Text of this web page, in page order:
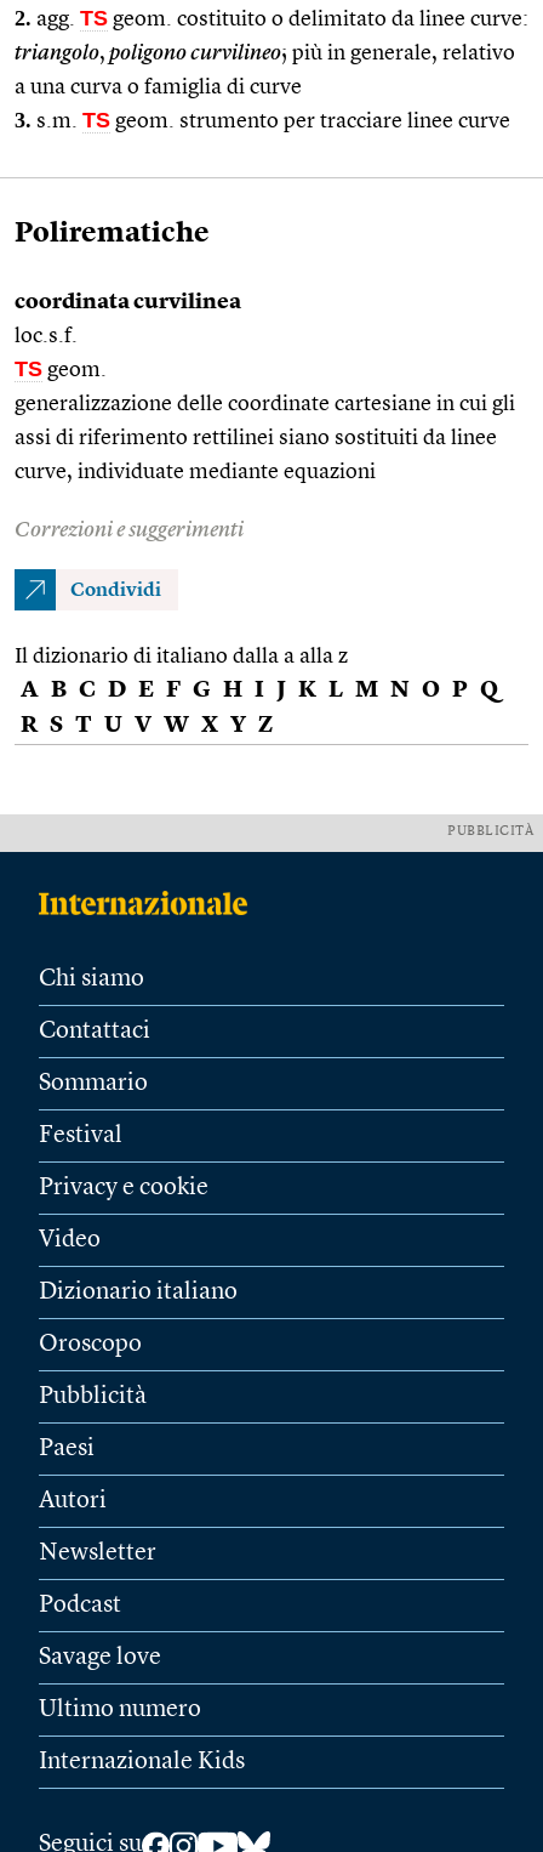
2. agg. TS geom. costituito o delimitato da linee curve:
triangolo, poligono curvilineo; più in generale, relativo
a una curva o famiglia di curve
3. s.m. TS geom. strumento per tracciare linee curve
Polirematiche
coordinata curvilinea
loc.s.f.
TS geom.
generalizzazione delle coordinate cartesiane in cui gli
assi di riferimento rettilinei siano sostituiti da linee
curve, individuate mediante equazioni
Correzioni e suggerimenti
Condividi
Il dizionario di italiano dalla a alla z
A B C D E F G H I J K L M N O P Q
R S T U V W X Y Z
PUBBLICITÀ
Chi siamo
Contattaci
Sommario
Festival
Privacy e cookie
Video
Dizionario italiano
Oroscopo
Pubblicità
Paesi
Autori
Newsletter
Podcast
Savage love
Ultimo numero
Internazionale Kids
Seguici su